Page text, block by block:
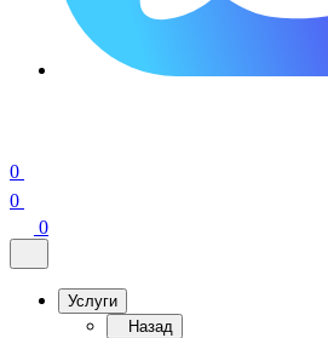
0
0
0
Услуги
Назад